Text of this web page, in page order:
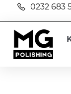
content0232 683